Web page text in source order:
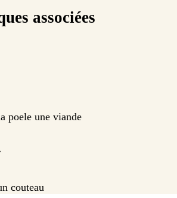
associées
poele une viande
couteau